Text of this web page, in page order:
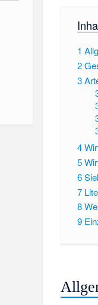
1
2
3
4
5
6
7
8
9